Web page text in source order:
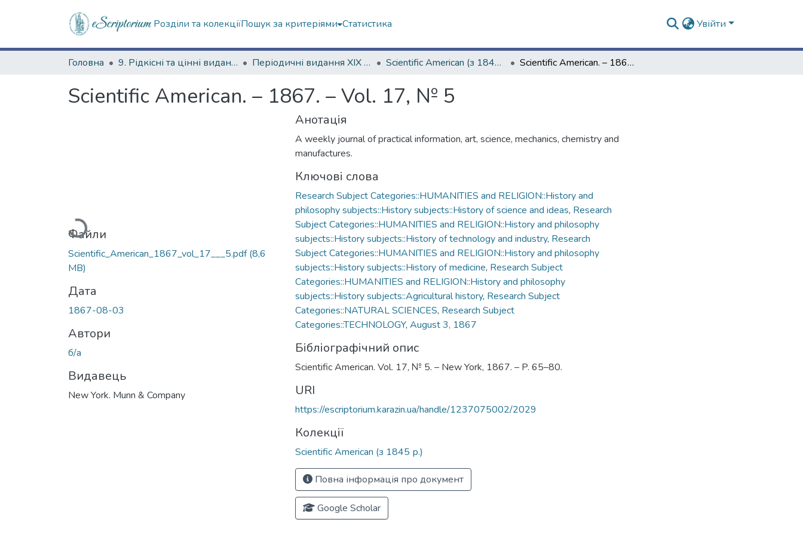
Розділи та колекціїПошук за критеріями Статистика Увійти
Головна 9. Рідкісні та цінні видання Періодичні видання ХІХ ст. Scientific American (з 1845 р.) Scientific American. – 1867. – Vol. 17, № 5
Scientific American. – 1867. – Vol. 17, № 5
Вантажиться...
Файли
Scientific_American_1867_vol_17___5.pdf(8,6
MB)
Дата
1867-08-03
Автори
б/а
Видавець
New York. Munn & Company
Анотація
A weekly journal of practical information, art, science, mechanics, chemistry and
manufactures.
Ключові слова
Research Subject Categories::HUMANITIES and RELIGION::History and
philosophy subjects::History subjects::History of science and ideas, Research
Subject Categories::HUMANITIES and RELIGION::History and philosophy
subjects::History subjects::History of technology and industry, Research
Subject Categories::HUMANITIES and RELIGION::History and philosophy
subjects::History subjects::History of medicine, Research Subject
Categories::HUMANITIES and RELIGION::History and philosophy
subjects::History subjects::Agricultural history, Research Subject
Categories::NATURAL SCIENCES, Research Subject
Categories::TECHNOLOGY, August 3, 1867
Бібліографічний опис
Scientific American. Vol. 17, № 5. – New York, 1867. – P. 65–80.
URI
https://escriptorium.karazin.ua/handle/1237075002/2029
Колекції
Scientific American (з 1845 р.)
Повна інформація про документ
Google Scholar